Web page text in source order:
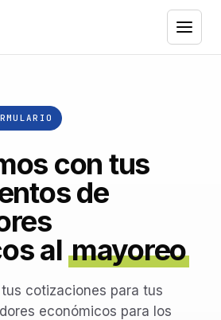
con tus
de
almayoreo
cotizaciones para tus
económicos para los